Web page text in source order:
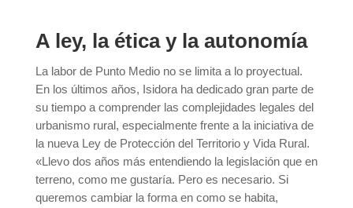
A ley, la ética y la autonomía
La labor de Punto Medio no se limita a lo proyectual.
En los últimos años, Isidora ha dedicado gran parte de
su tiempo a comprender las complejidades legales del
urbanismo rural, especialmente frente a la iniciativa de
la nueva Ley de Protección del Territorio y Vida Rural.
«Llevo dos años más entendiendo la legislación que en
terreno, como me gustaría. Pero es necesario. Si
queremos cambiar la forma en como se habita,